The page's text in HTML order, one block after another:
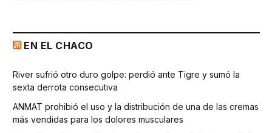
EN EL CHACO
River sufrió otro duro golpe: perdió ante Tigre y sumó la
sexta derrota consecutiva
ANMAT prohibió el uso y la distribución de una de las cremas
más vendidas para los dolores musculares